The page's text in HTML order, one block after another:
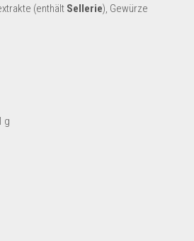
(enthält Sellerie), Gewürze
g